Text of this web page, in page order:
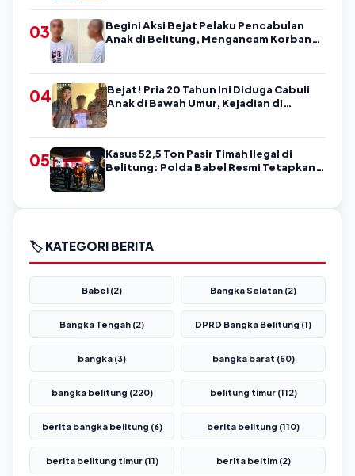
03
Begini Aksi Bejat Pelaku Pencabulan
Anak di Belitung, Mengancam Korban
04
Bejat! Pria 20 Tahun Ini Diduga Cabuli
Anak di Bawah Umur, Kejadian di
05
Kasus 52,5 Ton Pasir Timah Ilegal di
Belitung: Polda Babel Resmi Tetapkan 4
🏷️ KATEGORI BERITA
Babel (2) Bangka Selatan (2)
Bangka Tengah (2) DPRD Bangka Belitung (1)
bangka (3) bangka barat (50)
bangka belitung (220) belitung timur (112)
berita bangka belitung (6) berita belitung (110)
berita belitung timur (11) berita beltim (2)